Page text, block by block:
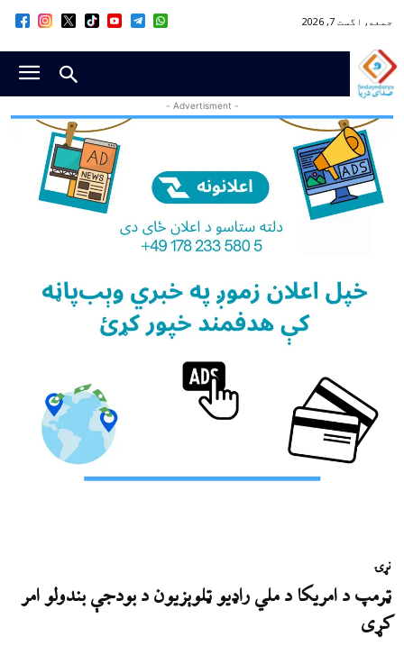
جمعه, اگست 7, 2026
- Advertisment -
نړۍ
ټرمپ د امریکا د ملي راډیو ټلوېزیون د بودجې بندولو امر
کړی